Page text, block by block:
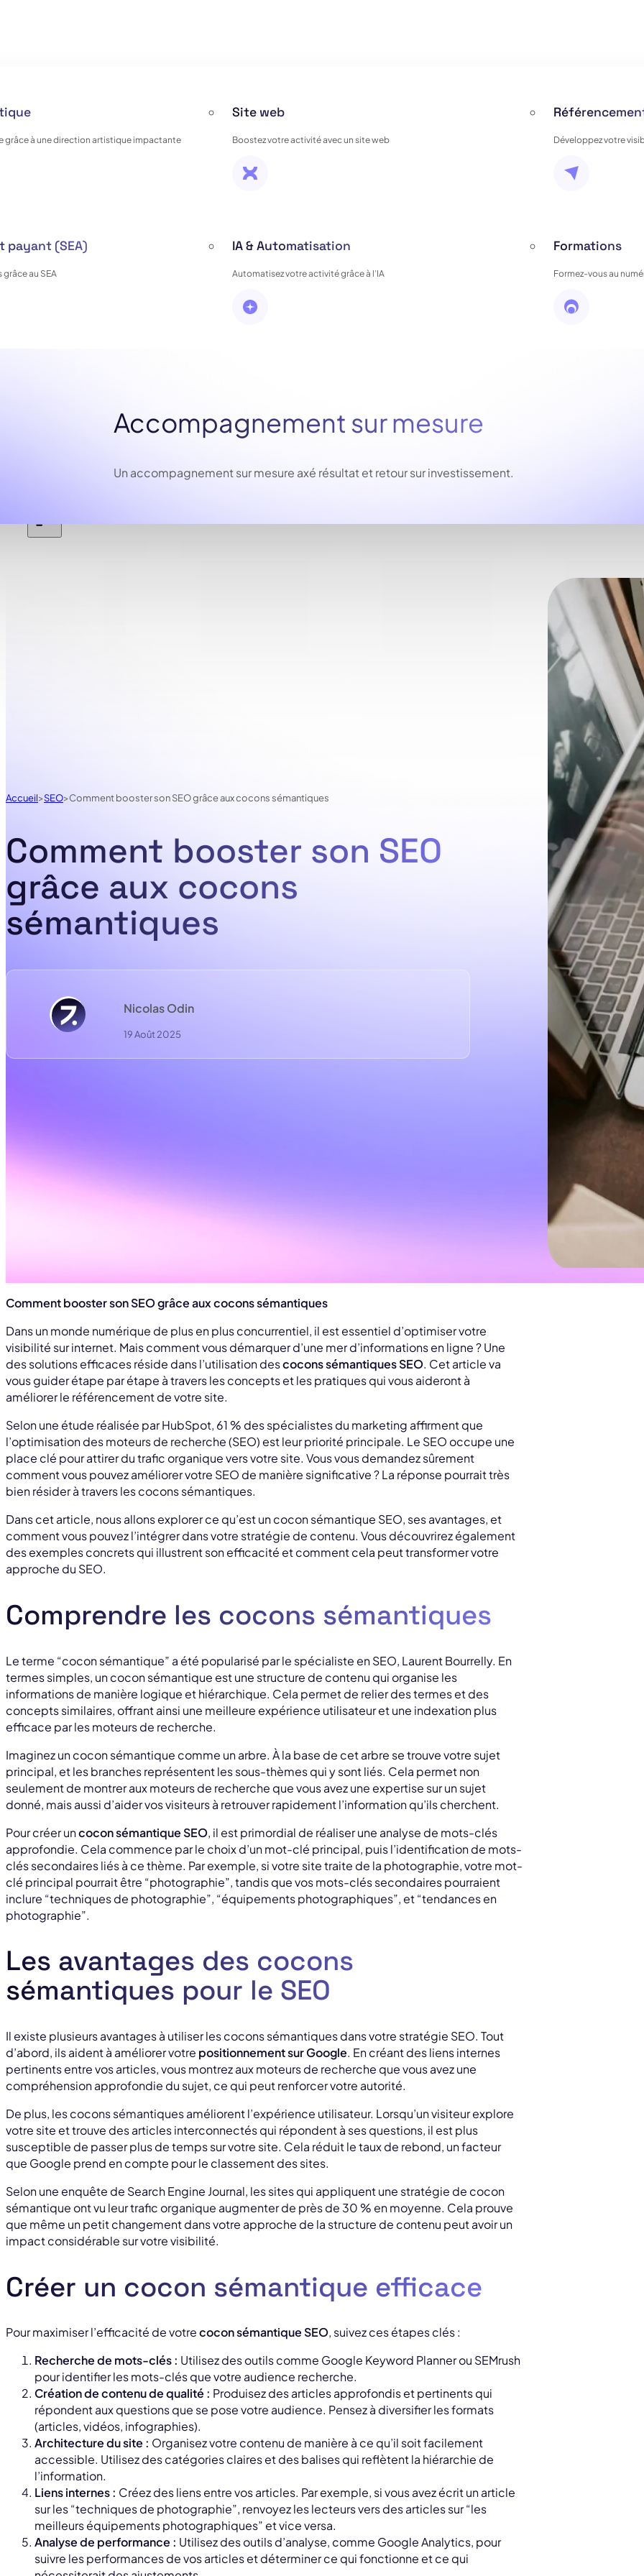
grâce à une direction artistique impactante
Site web
Boostez votre activité avec un site web Développez votre
payant (SEA)
au SEA
IA & Automatisation
Automatisez votre activité grâce à l’IA
Formations
Formez-vous au
Accompagnement sur mesure
Un accompagnement sur mesure axé résultat et retour sur investissement.
Comment booster son SEO
grâce aux cocons
sémantiques
Accueil SEO Comment booster son SEO grâce aux cocons sémantiques
Nicolas Odin
19 Août 2025
Comment booster son SEO grâce aux cocons sémantiques
Dans un monde numérique de plus en plus concurrentiel, il est essentiel d’optimiser votre
visibilité sur internet. Mais comment vous démarquer d’une mer d’informations en ligne ? Une
des solutions efficaces réside dans l’utilisation descocons sémantiques SEO. Cet article va
vous guider étape par étape à travers les concepts et les pratiques qui vous aideront à
améliorer le référencement de votre site.
Selon une étude réalisée par HubSpot, 61 % des spécialistes du marketing affirment que
l’optimisation des moteurs de recherche (SEO) est leur priorité principale. Le SEO occupe une
place clé pour attirer du trafic organique vers votre site. Vous vous demandez sûrement
comment vous pouvez améliorer votre SEO de manière significative ? La réponse pourrait très
bien résider à travers les cocons sémantiques.
Dans cet article, nous allons explorer ce qu’est un cocon sémantique SEO, ses avantages, et
comment vous pouvez l’intégrer dans votre stratégie de contenu. Vous découvrirez également
des exemples concrets qui illustrent son efficacité et comment cela peut transformer votre
approche du SEO.
Comprendre les cocons sémantiques
Le terme “cocon sémantique” a été popularisé par le spécialiste en SEO, Laurent Bourrelly. En
termes simples, un cocon sémantique est une structure de contenu qui organise les
informations de manière logique et hiérarchique. Cela permet de relier des termes et des
concepts similaires, offrant ainsi une meilleure expérience utilisateur et une indexation plus
efficace par les moteurs de recherche.
Imaginez un cocon sémantique comme un arbre. À la base de cet arbre se trouve votre sujet
principal, et les branches représentent les sous-thèmes qui y sont liés. Cela permet non
seulement de montrer aux moteurs de recherche que vous avez une expertise sur un sujet
donné, mais aussi d’aider vos visiteurs à retrouver rapidement l’information qu’ils cherchent.
Pour créer uncocon sémantique SEO, il est primordial de réaliser une analyse de mots-clés
approfondie. Cela commence par le choix d’un mot-clé principal, puis l’identification de mots-
clés secondaires liés à ce thème. Par exemple, si votre site traite de la photographie, votre mot-
clé principal pourrait être “photographie”, tandis que vos mots-clés secondaires pourraient
inclure “techniques de photographie”, “équipements photographiques”, et “tendances en
photographie”.
Les avantages des cocons
sémantiques pour le SEO
Il existe plusieurs avantages à utiliser les cocons sémantiques dans votre stratégie SEO. Tout
d’abord, ils aident à améliorer votre positionnement sur Google. En créant des liens internes
pertinents entre vos articles, vous montrez aux moteurs de recherche que vous avez une
compréhension approfondie du sujet, ce qui peut renforcer votre autorité.
De plus, les cocons sémantiques améliorent l’expérience utilisateur. Lorsqu’un visiteur explore
votre site et trouve des articles interconnectés qui répondent à ses questions, il est plus
susceptible de passer plus de temps sur votre site. Cela réduit le taux de rebond, un facteur
que Google prend en compte pour le classement des sites.
Selon une enquête de Search Engine Journal, les sites qui appliquent une stratégie de cocon
sémantique ont vu leur trafic organique augmenter de près de 30 % en moyenne. Cela prouve
que même un petit changement dans votre approche de la structure de contenu peut avoir un
impact considérable sur votre visibilité.
Créer un cocon sémantique efficace
Pour maximiser l’efficacité de votrecocon sémantique SEO, suivez ces étapes clés :
Recherche de mots-clés : Utilisez des outils comme Google Keyword Planner ou SEMrush
pour identifier les mots-clés que votre audience recherche.
Création de contenu de qualité : Produisez des articles approfondis et pertinents qui
répondent aux questions que se pose votre audience. Pensez à diversifier les formats
(articles, vidéos, infographies).
Architecture du site : Organisez votre contenu de manière à ce qu’il soit facilement
accessible. Utilisez des catégories claires et des balises qui reflètent la hiérarchie de
l’information.
Liens internes : Créez des liens entre vos articles. Par exemple, si vous avez écrit un article
sur les “techniques de photographie”, renvoyez les lecteurs vers des articles sur “les
meilleurs équipements photographiques” et vice versa.
Analyse de performance : Utilisez des outils d’analyse, comme Google Analytics, pour
suivre les performances de vos articles et déterminer ce qui fonctionne et ce qui